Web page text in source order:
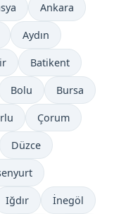
Ankara
Aydın
Batikent
Bolu Bursa
Çorum
Düzce
Iğdır İnegöl